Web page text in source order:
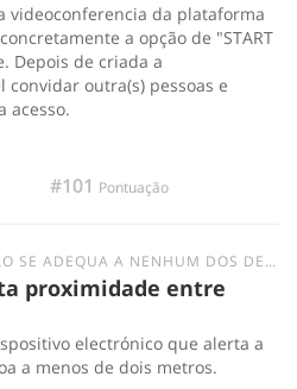
videoconferencia da plataforma
a opção de "START
Depois de criada a
convidar outra(s) pessoas e
acesso.
#101 Pontuação
DOS DESAFIOS ANTERIORES? SUBMETE-A AQUI.
proximidade entre
electrónico que alerta a
a menos de dois metros.